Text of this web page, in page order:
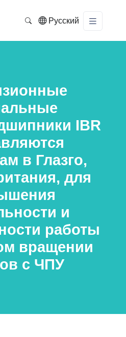
Русский
IBR
в Глазго,
для
и
работы
вращении
с ЧПУ